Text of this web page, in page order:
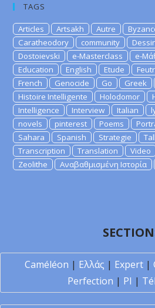
TAGS
Articles Artsakh Autre
Caratheodory
community
Dostoievski
e-Masterclass e-
Education
English Etude
French
Genocide Go Greek
Histoire Intelligente
Holodomor
Intelligence
Interview Italian
novels
pinterest Poems
Sahara
Spanish Strategie
Transcription
Translation Video
Zeolithe
Αναβαθμισμένη Ιστορία
Caméléon | Ελλάς | Expert|
Perfection | PI |